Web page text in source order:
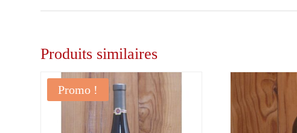
Produits similaires
Promo !